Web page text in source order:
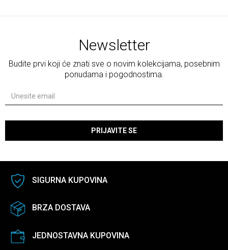
Newsletter
Budite prvi koji će znati sve o novim kolekcijama, posebnim
ponudama i pogodnostima.
PRIJAVITE SE
SIGURNA KUPOVINA
BRZA DOSTAVA
JEDNOSTAVNA KUPOVINA